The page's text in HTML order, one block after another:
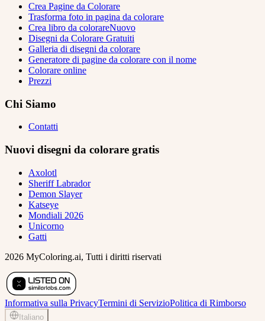
Crea Pagine da Colorare
Trasforma foto in pagina da colorare
Crea libro da colorareNuovo
Disegni da Colorare Gratuiti
Galleria di disegni da colorare
Generatore di pagine da colorare con il nome
Colorare online
Prezzi
Chi Siamo
Contatti
Nuovi disegni da colorare gratis
Axolotl
Sheriff Labrador
Demon Slayer
Katseye
Mondiali 2026
Unicorno
Gatti
2026 MyColoring.ai, Tutti i diritti riservati
Informativa sulla PrivacyTermini di ServizioPolitica di Rimborso
Italiano